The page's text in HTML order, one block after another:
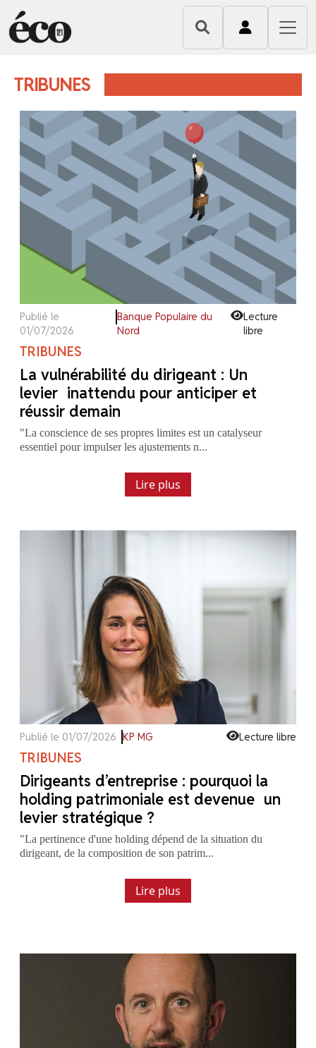
TRIBUNES
Publié le
01/07/2026
Banque Populaire du
Nord
Lecture
libre
TRIBUNES
La vulnérabilité du dirigeant : Un
levier inattendu pour anticiper et
réussir demain
"La conscience de ses propres limites est un catalyseur
essentiel pour impulser les ajustements n...
Lire plus
Publié le 01/07/2026 KP MG Lecture libre
TRIBUNES
Dirigeants d’entreprise : pourquoi la
holding patrimoniale est devenue un
levier stratégique ?
"La pertinence d'une holding dépend de la situation du
dirigeant, de la composition de son patrim...
Lire plus